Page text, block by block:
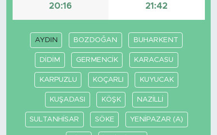
20:16 21:42
AYDIN BOZDOĞAN BUHARKENT
DİDİM GERMENCİK KARACASU
KARPUZLU KOÇARLI KUYUCAK
KUŞADASI KÖŞK NAZİLLİ
SULTANHİSAR SÖKE YENİPAZAR (A)